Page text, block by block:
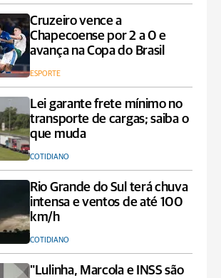
Cruzeiro vence a
Chapecoense por 2 a 0 e
avança na Copa do Brasil
ESPORTE
Lei garante frete mínimo no
transporte de cargas; saiba o
que muda
COTIDIANO
Rio Grande do Sul terá chuva
intensa e ventos de até 100
km/h
COTIDIANO
"Lulinha, Marcola e INSS são